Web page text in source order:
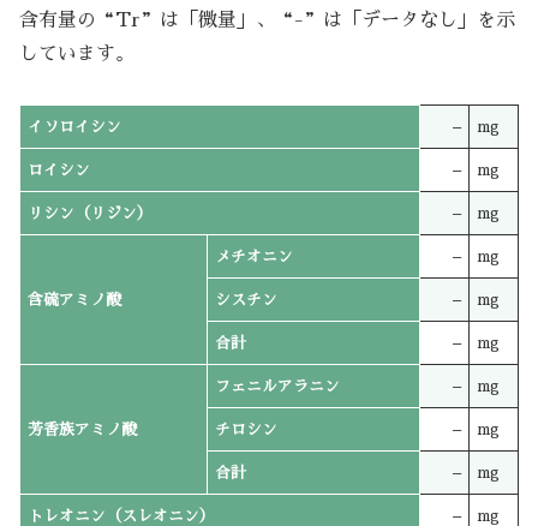
含有量の“Tr”は「微量」、“-”は「データなし」を示
しています。
イソロイシン – mg
ロイシン – mg
リシン（リジン） – mg
含硫アミノ酸
メチオニン – mg
シスチン – mg
合計 – mg
芳香族アミノ酸
フェニルアラニン – mg
チロシン – mg
合計 – mg
トレオニン（スレオニン） – mg